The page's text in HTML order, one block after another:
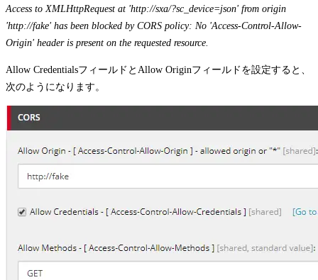
Access to XMLHttpRequest at 'http://sxa/?sc_device=json' from origin
'http://fake' has been blocked by CORS policy: No 'Access-Control-Allow-
Origin' header is present on the requested resource.
Allow Credentialsフィールドと Allow Originフィールドを設定すると、
次のようになります。